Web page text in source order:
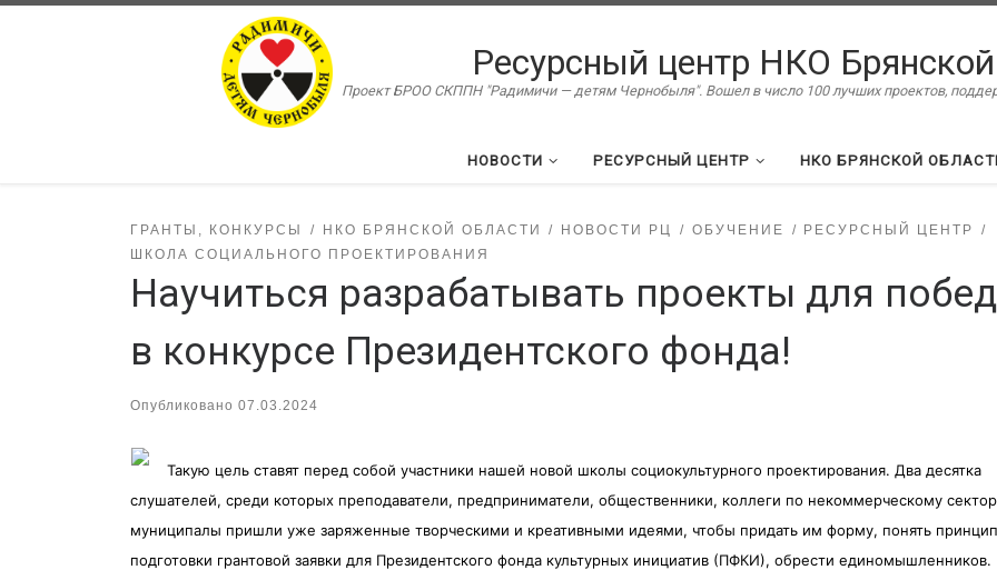
Ресурсный центр НКО
Проект БРОО СКППН "Радимичи — детям Чернобыля". Вошел в число 100 лучших проектов,
НОВОСТИ РЕСУРСНЫЙ ЦЕНТР НКО БРЯНСКОЙ
ГРАНТЫ, КОНКУРСЫ НКО БРЯНСКОЙ ОБЛАСТИ НОВОСТИ РЦ ОБУЧЕНИЕ
РЕСУРСНЫЙ ЦЕНТР
ШКОЛА СОЦИАЛЬНОГО ПРОЕКТИРОВАНИЯ
Научиться разрабатывать проекты для
в конкурсе Президентского фонда!
Опубликовано 07.03.2024
Такую цель ставят перед собой участники нашей новой школы социокультурного проектирования. Два десятка
слушателей, среди которых преподаватели, предприниматели, общественники, коллеги по некоммерческому
муниципалы пришли уже заряженные творческими и креативными идеями, чтобы придать им форму, понять
подготовки грантовой заявки для Президентского фонда культурных инициатив (ПФКИ), обрести единомышленников.